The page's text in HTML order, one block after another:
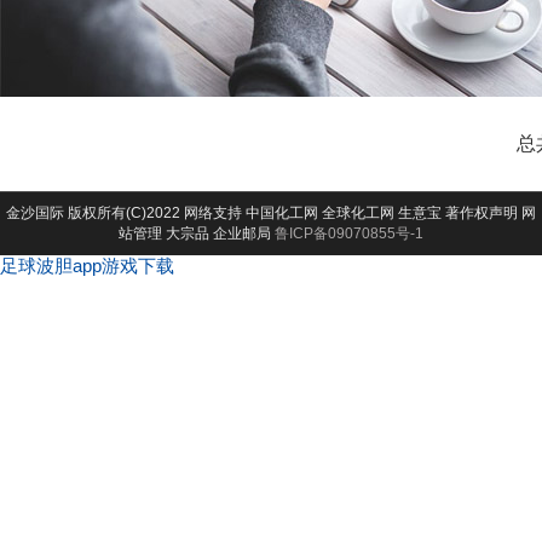
总
金沙国际 版权所有(C)2022 网络支持 中国化工网 全球化工网 生意宝 著作权声明 网
站管理 大宗品 企业邮局 鲁ICP备09070855号-1
足球波胆app游戏下载